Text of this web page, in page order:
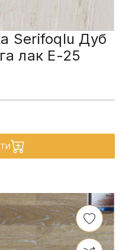
Serifoqlu Дуб
лак E-25